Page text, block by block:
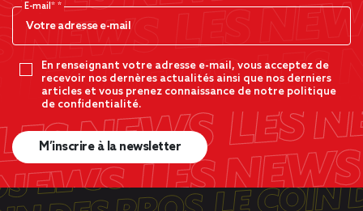
E-mail*
En renseignant votre adresse e-mail, vous acceptez de
recevoir nos dernères actualités ainsi que nos derniers
articles et vous prenez connaissance de notre politique
de confidentialité.
M’inscrire à la newsletter